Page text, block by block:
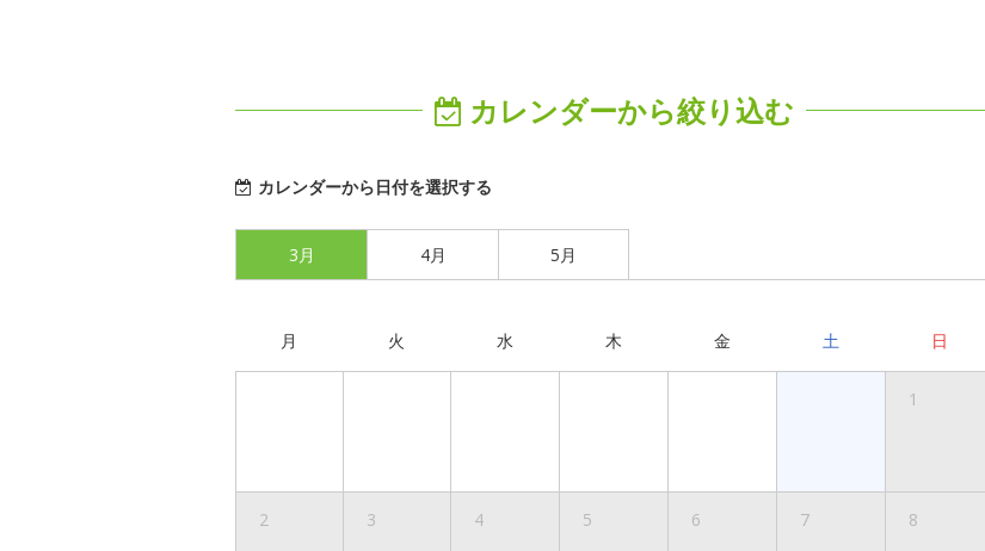
カレンダーから絞り込む
カレンダーから日付を選択する
3月 4月 5月
月 火 水 木 金 土 日
1
2 3 4 5 6 7 8